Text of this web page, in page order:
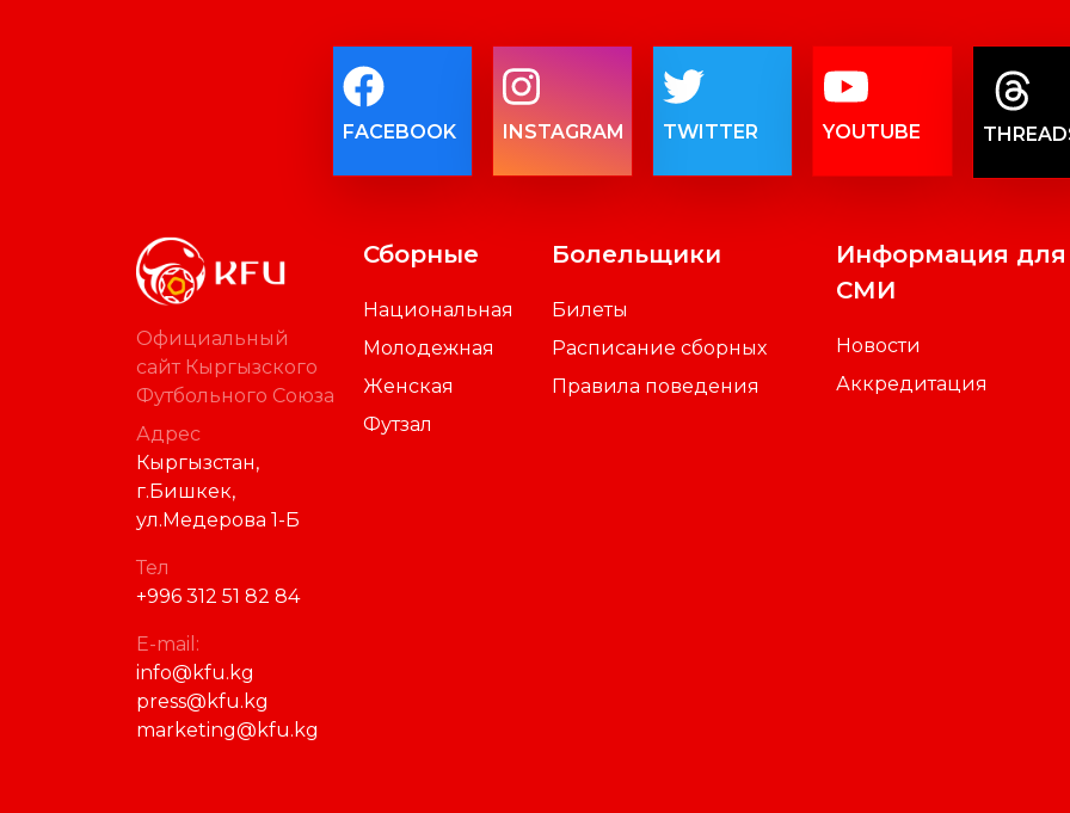
FACEBOOK INSTAGRAM TWITTER YOUTUBE
Официальный
сайт Кыргызского
Футбольного Союза
Адрес
Кыргызстан,
г.Бишкек,
ул.Медерова 1-Б
Тел
+996 312 51 82 84
E-mail:
info@kfu.kg
press@kfu.kg
marketing@kfu.kg
Сборные
Национальная
Молодежная
Женская
Футзал
Болельщики
Билеты
Расписание сборных
Правила поведения
Информация для
СМИ
Новости
Аккредитация